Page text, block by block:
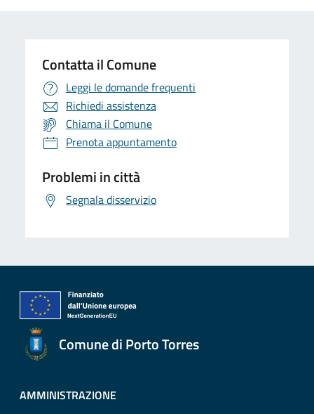
Contatta il Comune
Leggi le domande frequenti
Richiedi assistenza
Chiama il Comune
Prenota appuntamento
Problemi in città
Segnala disservizio
Comune di Porto Torres
AMMINISTRAZIONE